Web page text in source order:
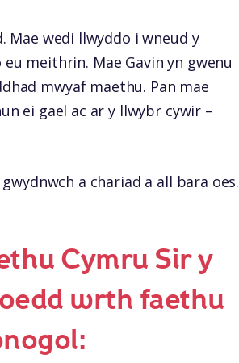
Mae wedi llwyddo i wneud y
meithrin. Mae Gavin yn gwenu
mwyaf maethu. Pan mae
ei gael ac ar y llwybr cywir –
a chariad a all bara oes.
Cymru Sir y
wrth faethu